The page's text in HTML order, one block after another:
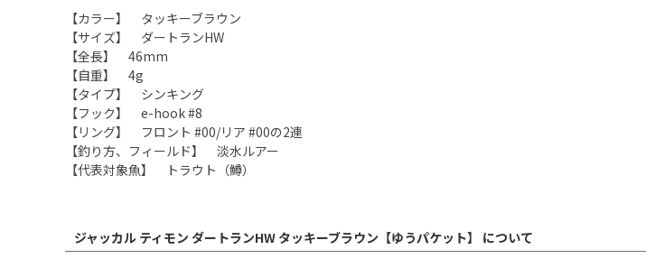
【カラー】 タッキーブラウン
【サイズ】 ダートランHW
【全長】 46mm
【自重】 4g
【タイプ】 シンキング
【フック】 e-hook #8
【リング】 フロント #00/リア #00の2連
【釣り方、フィールド】 淡水ルアー
【代表対象魚】 トラウト（鱒）
ジャッカル ティモン ダートランHW タッキーブラウン【ゆうパケット】 について